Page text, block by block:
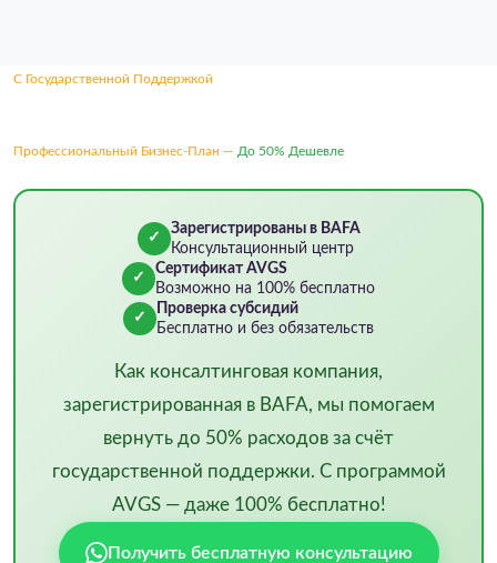
С Государственной Поддержкой
Профессиональный Бизнес-План — До 50% Дешевле
✓
Зарегистрированы в BAFA
Консультационный центр
✓
Сертификат AVGS
Возможно на 100% бесплатно
✓
Проверка субсидий
Бесплатно и без обязательств
Как консалтинговая компания,
зарегистрированная в BAFA, мы помогаем
вернуть до 50% расходов за счёт
государственной поддержки. С программой
AVGS — даже 100% бесплатно!
Получить бесплатную консультацию